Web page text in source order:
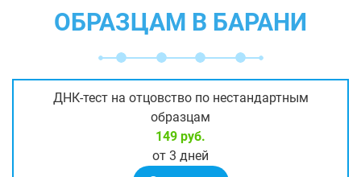
ОБРАЗЦАМ В БАРАНИ
ДНК-тест на отцовство по нестандартным
образцам
149 руб.
от 3 дней